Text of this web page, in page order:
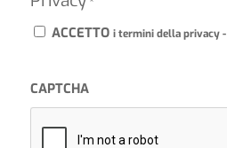
ACCETTO i termini della privacy -
CAPTCHA